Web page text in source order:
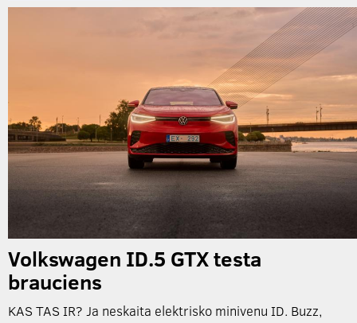
Volkswagen ID.5 GTX testa
brauciens
KAS TAS IR? Ja neskaita elektrisko minivenu ID. Buzz,